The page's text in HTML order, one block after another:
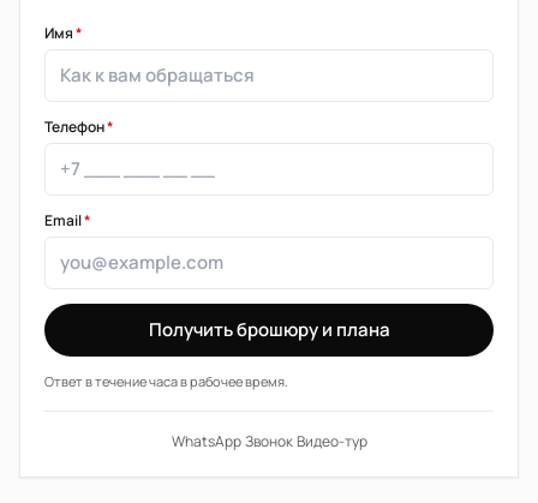
Имя*
Телефон*
Email*
Получить брошюру и плана
Ответ в течение часа в рабочее время.
WhatsApp·Звонок·Видео-тур